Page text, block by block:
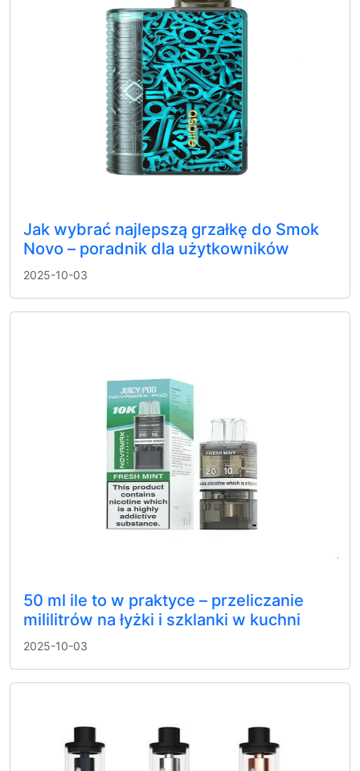
Jak wybrać najlepszą grzałkę do Smok
Novo – poradnik dla użytkowników
2025-10-03
50 ml ile to w praktyce – przeliczanie
mililitrów na łyżki i szklanki w kuchni
2025-10-03